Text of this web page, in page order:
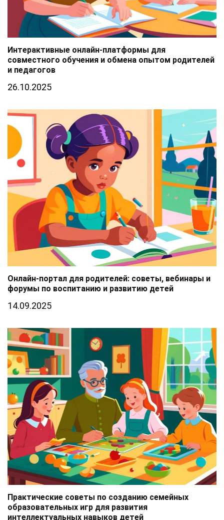
Интерактивные онлайн-платформы для
совместного обучения и обмена опытом родителей
и педагогов
26.10.2025
Онлайн-портал для родителей: советы, вебинары и
форумы по воспитанию и развитию детей
14.09.2025
Практические советы по созданию семейных
образовательных игр для развития
интеллектуальных навыков детей